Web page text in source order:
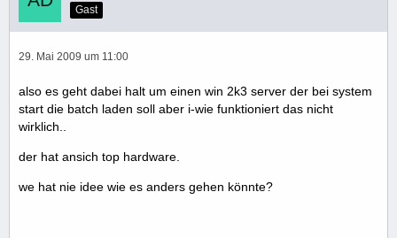
Gast
29. Mai 2009 um 11:00
also es geht dabei halt um einen win 2k3 server der bei system
start die batch laden soll aber i-wie funktioniert das nicht
wirklich..
der hat ansich top hardware.
we hat nie idee wie es anders gehen könnte?